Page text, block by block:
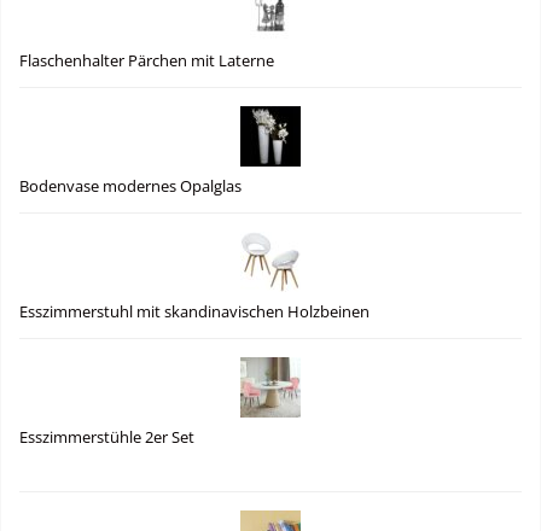
Flaschenhalter Pärchen mit Laterne
Bodenvase modernes Opalglas
Esszimmerstuhl mit skandinavischen Holzbeinen
Esszimmerstühle 2er Set